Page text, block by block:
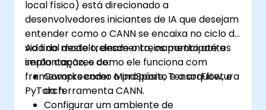
local físico) está direcionado a
desenvolvedores iniciantes de IA que desejam
entender como o CANN se encaixa no ciclo de
vida do modelo, desde o treinamento até a
implantação, e como ele funciona com
frameworks como MindSpore, TensorFlow, e
PyTorch.
Ao final deste treinamento, os participantes
serão capazes de:
Compreender o propósito e a arquitetura
da ferramenta CANN.
Configurar um ambiente de